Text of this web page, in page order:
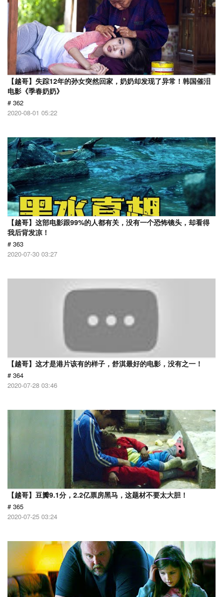
【越哥】失踪12年的孙女突然回家，奶奶却发现了异常！韩国催泪
电影《季春奶奶》
# 362
2020-08-01 05:22
【越哥】这部电影跟99%的人都有关，没有一个恐怖镜头，却看得
我后背发凉！
# 363
2020-07-30 03:27
【越哥】这才是港片该有的样子，舒淇最好的电影，没有之一！
# 364
2020-07-28 03:46
【越哥】豆瓣9.1分，2.2亿票房黑马，这题材不要太大胆！
# 365
2020-07-25 03:24